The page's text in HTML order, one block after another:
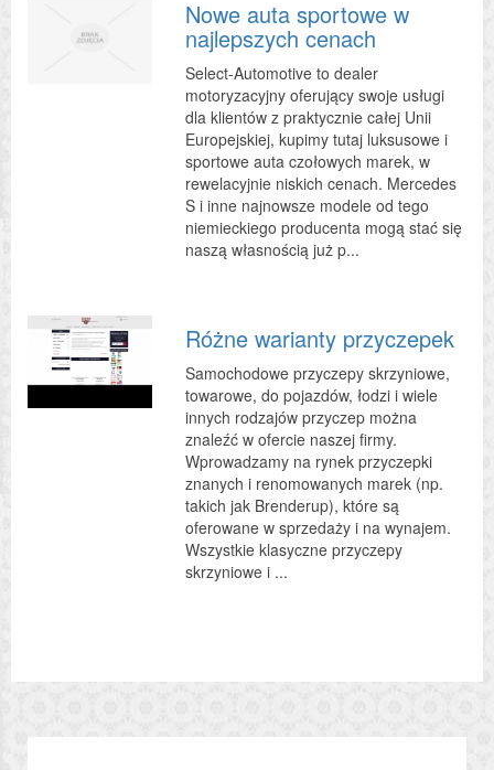
Nowe auta sportowe w
najlepszych cenach
Select-Automotive to dealer
motoryzacyjny oferujący swoje usługi
dla klientów z praktycznie całej Unii
Europejskiej, kupimy tutaj luksusowe i
sportowe auta czołowych marek, w
rewelacyjnie niskich cenach. Mercedes
S i inne najnowsze modele od tego
niemieckiego producenta mogą stać się
naszą własnością już p...
Różne warianty przyczepek
Samochodowe przyczepy skrzyniowe,
towarowe, do pojazdów, łodzi i wiele
innych rodzajów przyczep można
znaleźć w ofercie naszej firmy.
Wprowadzamy na rynek przyczepki
znanych i renomowanych marek (np.
takich jak Brenderup), które są
oferowane w sprzedaży i na wynajem.
Wszystkie klasyczne przyczepy
skrzyniowe i ...